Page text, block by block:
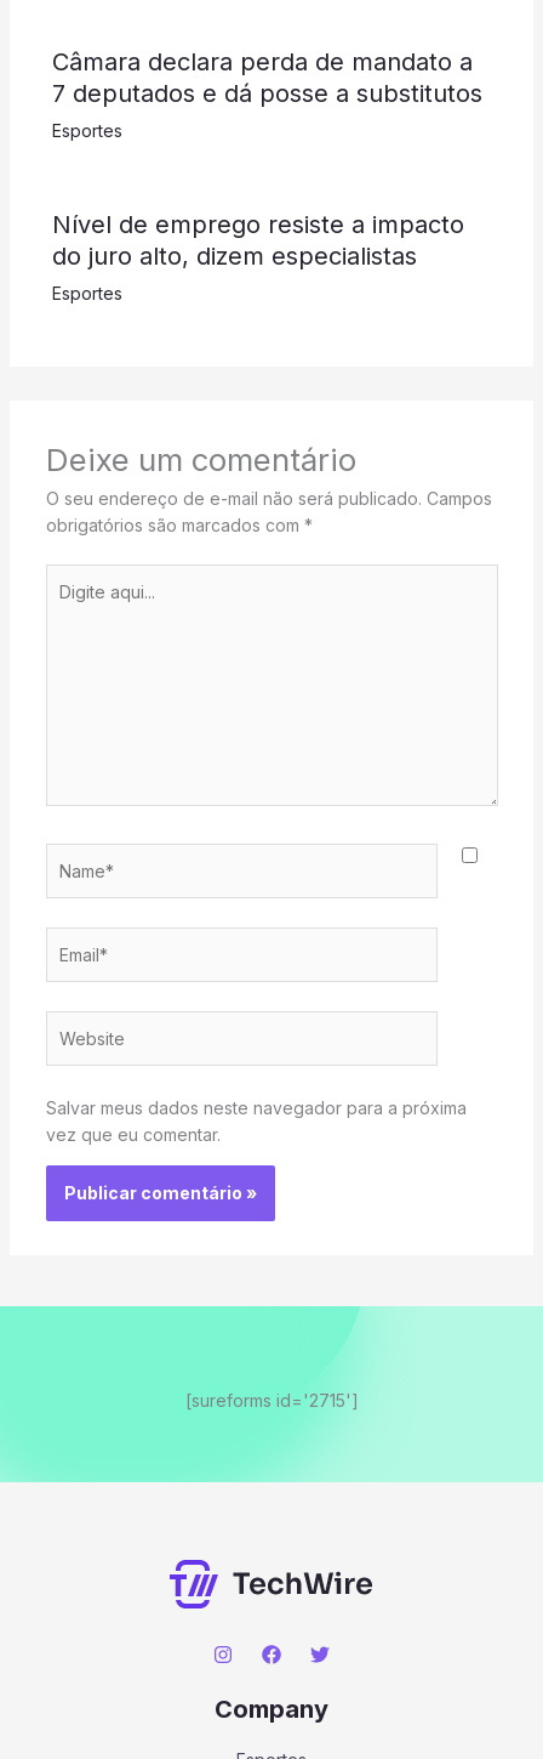
Câmara declara perda de mandato a
7 deputados e dá posse a substitutos
Esportes
Nível de emprego resiste a impacto
do juro alto, dizem especialistas
Esportes
Deixe um comentário
O seu endereço de e-mail não será publicado. Campos
obrigatórios são marcados com *
aqui...
Salvar meus dados neste navegador para a próxima
vez que eu comentar.
[sureforms id='2715']
Company